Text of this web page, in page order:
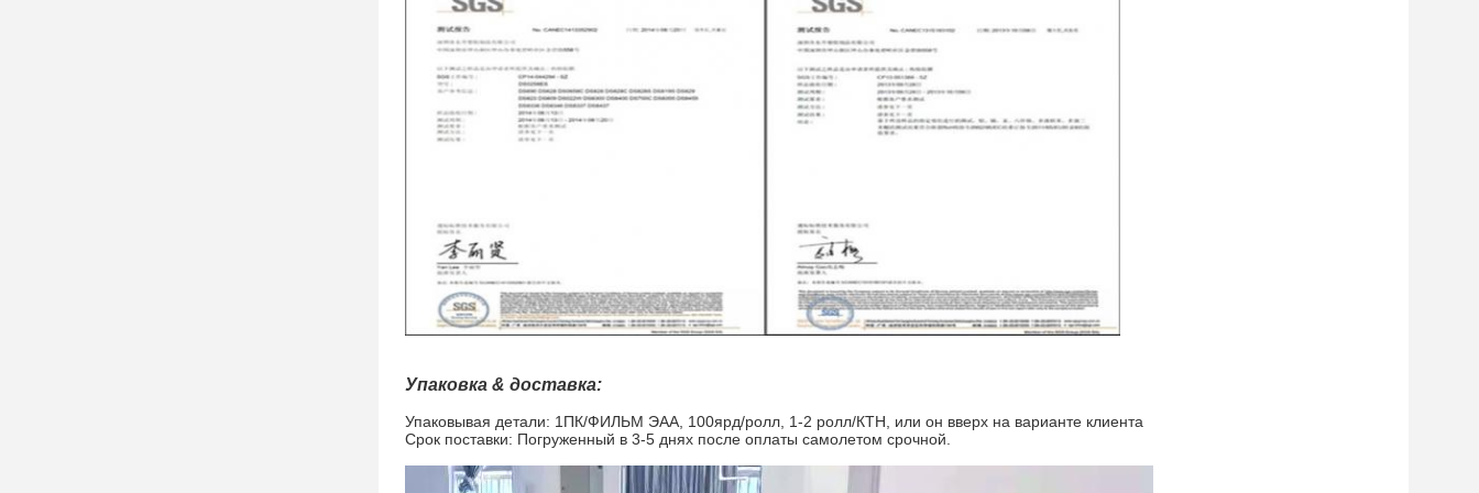
Упаковка & доставка:
Упаковывая детали: 1ПК/ФИЛЬМ ЭАА, 100ярд/ролл, 1-2 ролл/КТН, или он вверх на варианте клиента
Срок поставки: Погруженный в 3-5 днях после оплаты самолетом срочной.